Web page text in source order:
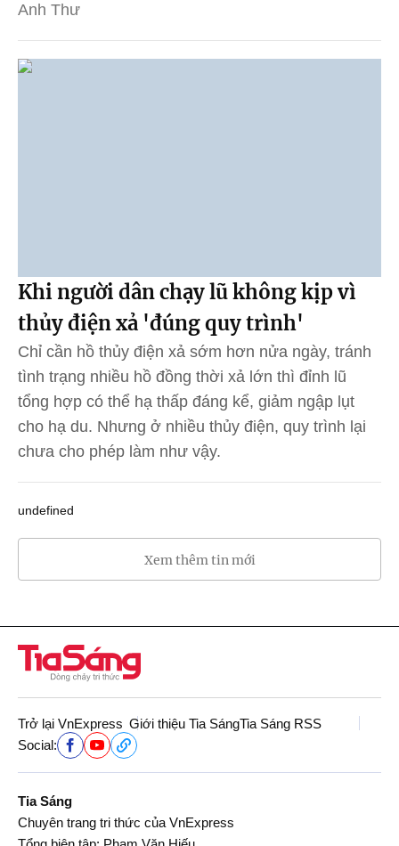
Anh Thư
Khi người dân chạy lũ không kịp vì
thủy điện xả 'đúng quy trình'
Chỉ cần hồ thủy điện xả sớm hơn nửa ngày, tránh
tình trạng nhiều hồ đồng thời xả lớn thì đỉnh lũ
tổng hợp có thể hạ thấp đáng kể, giảm ngập lụt
cho hạ du. Nhưng ở nhiều thủy điện, quy trình lại
chưa cho phép làm như vậy.
undefined
Xem thêm tin mới
Trở lại VnExpress Giới thiệu Tia SángTia Sáng RSS
Social:
Tia Sáng
Chuyên trang tri thức của VnExpress